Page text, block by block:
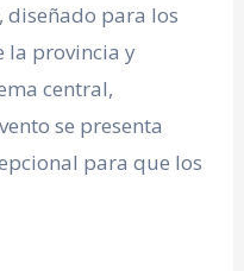
diseñado para los
la provincia y
central,
se presenta
para que los